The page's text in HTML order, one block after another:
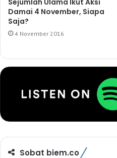
Damai 4 November, Siapa
Saja?
4 November 2016
Sobat biem.co